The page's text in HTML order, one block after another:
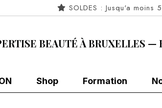
SOLDES : Jusqu'a moins
BEAUTÉ À BRUXELLES
Shop Formation